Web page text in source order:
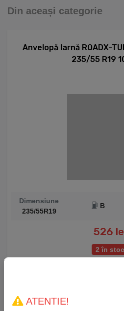
Din aceași categorie
Anvelopă Iarnă ROADX-
235/55 R19
Dimensiune
235/55R19
B
526
2 în stoc
Anvelopă Iarnă Sailun
ATENTIE!